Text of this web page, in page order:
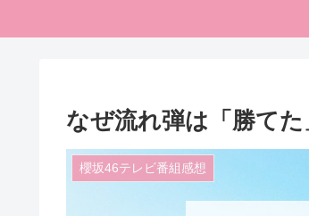
なぜ流れ弾は「勝てた
櫻坂46テレビ番組感想